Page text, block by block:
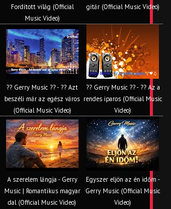
Fordított világ (Official
Music Video)
gitár (Official Music Video)
?? Gerry Music ?? - ?? Azt
beszéli már az egész város
(Official Music Video)
?? Gerry Music ?? - ?? Az a
rendes iparos (Official Music
Video)
A szerelem lángja - Gerry
Music | Romantikus magyar
dal (Official Music Video)
Egyszer eljön az én időm -
Gerry Music (Official Music
Video)